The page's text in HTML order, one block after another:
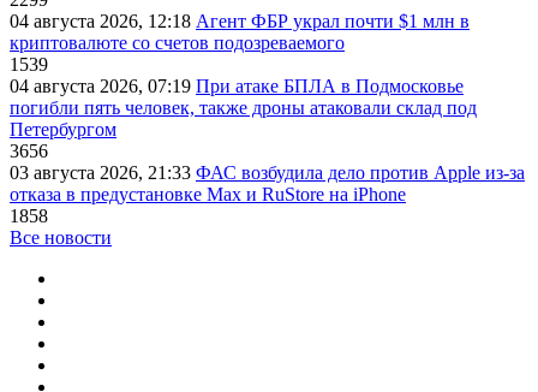
04 августа 2026, 12:18 Агент ФБР украл почти $1 млн в
криптовалюте со счетов подозреваемого
1539
04 августа 2026, 07:19 При атаке БПЛА в Подмосковье
погибли пять человек, также дроны атаковали склад под
Петербургом
3656
03 августа 2026, 21:33 ФАС возбудила дело против Apple из-за
отказа в предустановке Max и RuStore на iPhone
1858
Все новости